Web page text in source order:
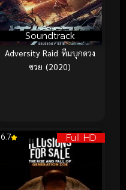
Soundtrack
Adversity Raid ทีมบุกดวง
ซวย (2020)
Full HD
6.7